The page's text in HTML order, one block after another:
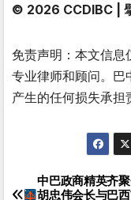
© 2026 CCDIBC |
免责声明：本文信息
专业律师和顾问。巴
产生的任何损失承担
文中巴政商精英齐聚
胡忠伟会长与巴